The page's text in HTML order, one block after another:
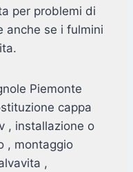
per problemi di
anche se i fulmini
Piemonte
cappa
, installazione o
, montaggio
,